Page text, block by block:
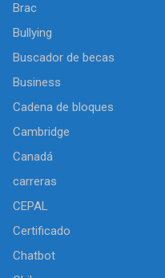
Brac
Bullying
Buscador de becas
Business
Cadena de bloques
Cambridge
Canadá
carreras
CEPAL
Certificado
Chatbot